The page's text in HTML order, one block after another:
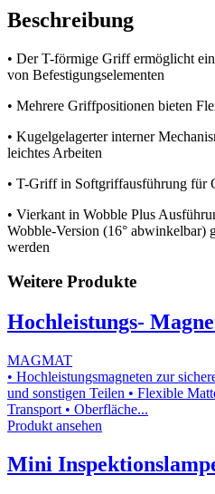
Beschreibung
• Der T-förmige Griff ermöglicht
von Befestigungselementen
• Mehrere Griffpositionen bieten
• Kugelgelagerter interner
leichtes Arbeiten
• T-Griff in Softgriffausführung
• Vierkant in Wobble Plus
Wobble-Version (16° abwinkelbar)
werden
Weitere Produkte
Hochleistungs-
MAGMAT
• Hochleistungsmagneten zur
und sonstigen Teilen • Flexible
Transport • Oberfläche...
Produkt ansehen
Mini